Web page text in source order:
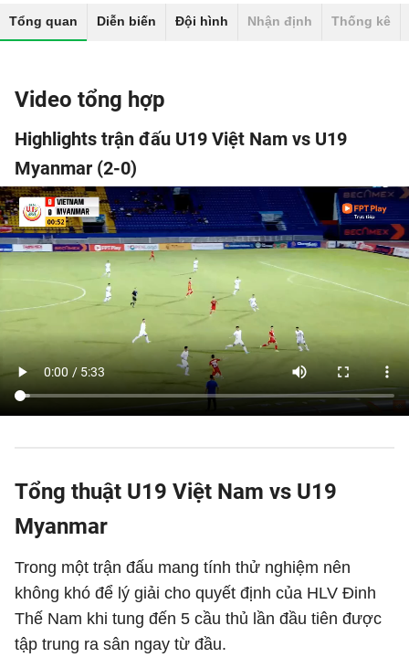
Tổng quan Diễn biến Đội hình Nhận định Thống kê
Video tổng hợp
Highlights trận đấu U19 Việt Nam vs U19
Myanmar (2-0)
Tổng thuật U19 Việt Nam vs U19
Myanmar
Trong một trận đấu mang tính thử nghiệm nên
không khó để lý giải cho quyết định của HLV Đinh
Thế Nam khi tung đến 5 cầu thủ lần đầu tiên được
tập trung ra sân ngay từ đầu.